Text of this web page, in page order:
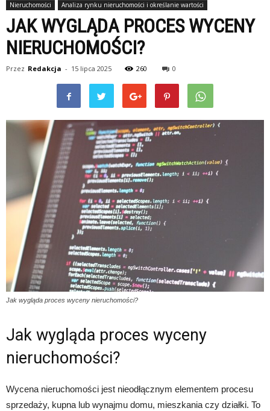
Nieruchomości Analiza rynku nieruchomości i określanie wartości
JAK WYGLĄDA PROCES WYCENY
NIERUCHOMOŚCI?
Przez Redakcja - 15 lipca 2025 260 0
Jak wygląda proces wyceny nieruchomości?
Jak wygląda proces wyceny
nieruchomości?
Wycena nieruchomości jest nieodłącznym elementem procesu
sprzedaży, kupna lub wynajmu domu, mieszkania czy działki. To